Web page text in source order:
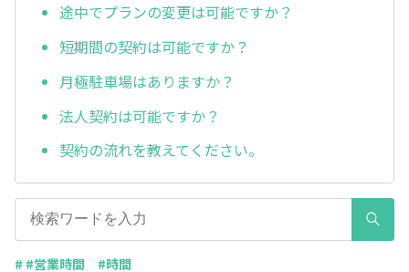
途中でプランの変更は可能ですか？
短期間の契約は可能ですか？
月極駐車場はありますか？
法人契約は可能ですか？
契約の流れを教えてください。
# #営業時間 #時間